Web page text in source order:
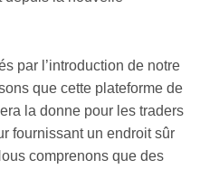
par l’introduction de notre
que cette plateforme de
la donne pour les traders
fournissant un endroit sûr
comprenons que des